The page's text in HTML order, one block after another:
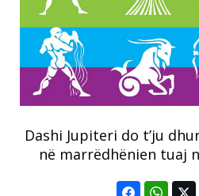
Dashi Jupiteri do t’ju
në marrëdhënien tuaj